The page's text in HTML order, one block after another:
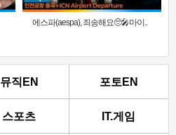
에스파(aespa), 죄송해요🥺🎤마이..
뮤직EN 포토EN
스포츠 IT.게임